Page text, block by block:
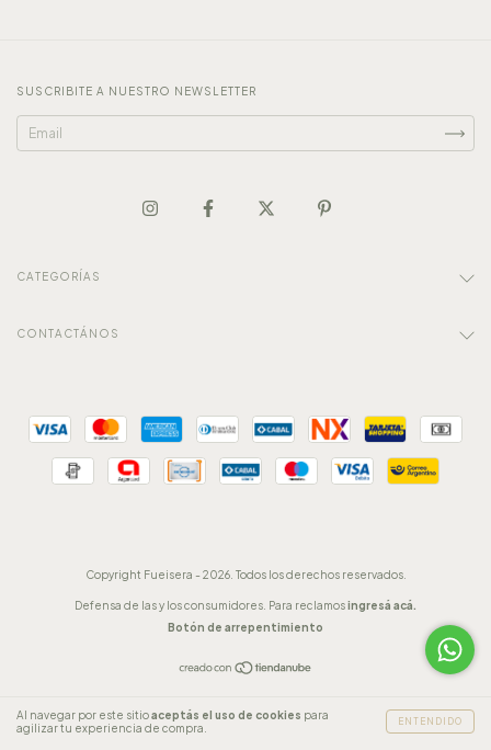
Al navegar por este sitioaceptás el uso de cookies para
agilizar tu experiencia de compra.
ENTENDIDO
SUSCRIBITE A NUESTRO NEWSLETTER
CATEGORÍAS
CONTACTÁNOS
Copyright Fueisera - 2026. Todos los derechos reservados.
Defensa de las y los consumidores. Para reclamos ingresá acá.
Botón de arrepentimiento